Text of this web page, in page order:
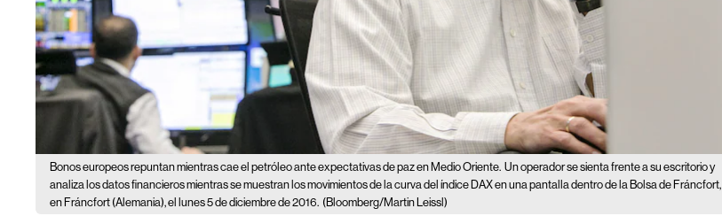
Bonos europeos repuntan mientras cae el petróleo ante expectativas de paz en Medio Oriente. Un operador se sienta frente a su escritorio y
analiza los datos financieros mientras se muestran los movimientos de la curva del índice DAX en una pantalla dentro de la Bolsa de Fráncfort,
en Fráncfort (Alemania), el lunes 5 de diciembre de 2016. (Bloomberg/Martin Leissl)